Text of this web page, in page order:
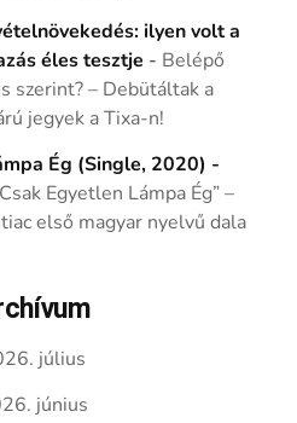
ilyen volt a
éles tesztje - Belépő
szerint? – Debütáltak a
jegyek a Tixa-n!
Ég (Single, 2020) -
Egyetlen Lámpa Ég” –
első magyar nyelvű dala
július
június